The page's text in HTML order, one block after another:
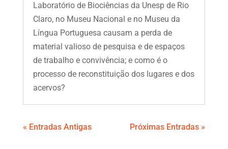
Laboratório de Biociências da Unesp de Rio
Claro, no Museu Nacional e no Museu da
Língua Portuguesa causam a perda de
material valioso de pesquisa e de espaços
de trabalho e convivência; e como é o
processo de reconstituição dos lugares e dos
acervos?
« Entradas Antigas Próximas Entradas »